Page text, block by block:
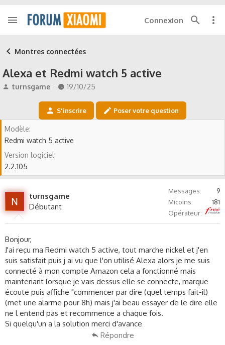
Connexion
Montres connectées
Alexa et Redmi watch 5 active
A
r
d
e
l
a
i
s
c
s
i
o
turnsgame
D
e
d
19/10/25
S'inscrire Poser votre question
Modèle
Redmi watch 5 active
Version logiciel
2.2.105
turnsgame
Débutant
Messages
9
Micoins
181
Opérateur
Bonjour,
J'ai reçu ma Redmi watch 5 active, tout marche nickel et j'en
suis satisfait puis j ai vu que l'on utilisé Alexa alors je me suis
connecté à mon compte Amazon cela a fonctionné mais
maintenant lorsque je vais dessus elle se connecte, marque
écoute puis affiche "commencer par dire (quel temps fait-il)
(met une alarme pour 8h) mais j'ai beau essayer de le dire elle
ne l entend pas et recommence a chaque fois.
Si quelqu'un a la solution merci d'avance
Répondre